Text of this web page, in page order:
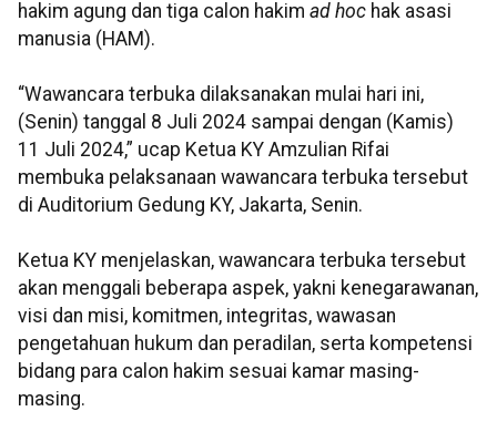
hakim agung dan tiga calon hakim ad hoc hak asasi
manusia (HAM).
“Wawancara terbuka dilaksanakan mulai hari ini,
(Senin) tanggal 8 Juli 2024 sampai dengan (Kamis)
11 Juli 2024,” ucap Ketua KY Amzulian Rifai
membuka pelaksanaan wawancara terbuka tersebut
di Auditorium Gedung KY, Jakarta, Senin.
Ketua KY menjelaskan, wawancara terbuka tersebut
akan menggali beberapa aspek, yakni kenegarawanan,
visi dan misi, komitmen, integritas, wawasan
pengetahuan hukum dan peradilan, serta kompetensi
bidang para calon hakim sesuai kamar masing-
masing.